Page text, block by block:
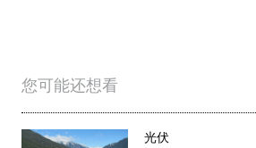
您可能还想看
光伏